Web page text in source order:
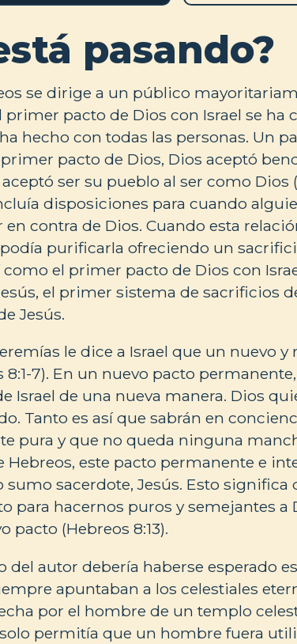
pasando?
se dirige a un público
primer pacto de Dios con Israel se ha
hecho con todas las personas. Un
pacto de Dios, Dios aceptó
ser su pueblo al ser como Dios
disposiciones para cuando
contra de Dios. Cuando esta
purificarla ofreciendo un
el primer pacto de Dios con
el primer sistema de sacrificios
Jesús.
le dice a Israel que un nuevo y
7). En un nuevo pacto
Israel de una nueva manera. Dios
Tanto es así que sabrán en
pura y que no queda ninguna
Hebreos, este pacto permanente e
sumo sacerdote, Jesús. Esto
para hacernos puros y semejantes
pacto (Hebreos 8:13).
del autor debería haberse esperado
apuntaban a los celestiales
por el hombre de un templo
permitía que un hombre fuera